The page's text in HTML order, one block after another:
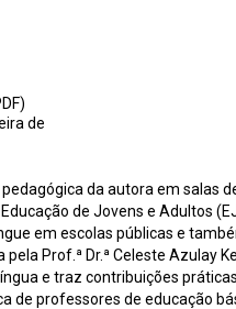
de
da autora em salas
de Jovens e Adultos
em escolas públicas e
Prof.ª Dr.ª Celeste Azulay
e traz contribuições
de professores de educação